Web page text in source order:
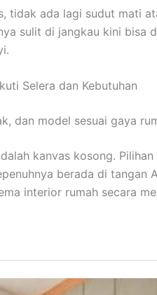
tidak ada lagi sudut mati
sulit di jangkau kini bisa
Selera dan Kebutuhan
dan model sesuai gaya
kanvas kosong.
berada di tangan
interior rumah secara